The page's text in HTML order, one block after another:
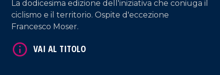
La dodicesima edizione dell'iniziativa che coniuga il
ciclismo e il territorio. Ospite d'eccezione
Francesco Moser.